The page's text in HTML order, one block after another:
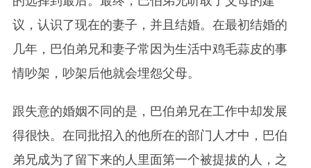
议，认识了现在的妻子，并且结婚。在最初结婚的
几年，巴伯弟兄和妻子常因为生活中鸡毛蒜皮的事
情吵架，吵架后他就会埋怨父母。
跟失意的婚姻不同的是，巴伯弟兄在工作中却发展
得很快。在同批招入的他所在的部门人才中，巴伯
弟兄成为了留下来的人里面第一个被提拔的人，之